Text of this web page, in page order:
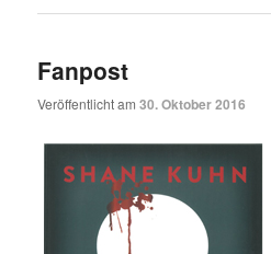
Fanpost
Veröffentlicht am30. Oktober 2016